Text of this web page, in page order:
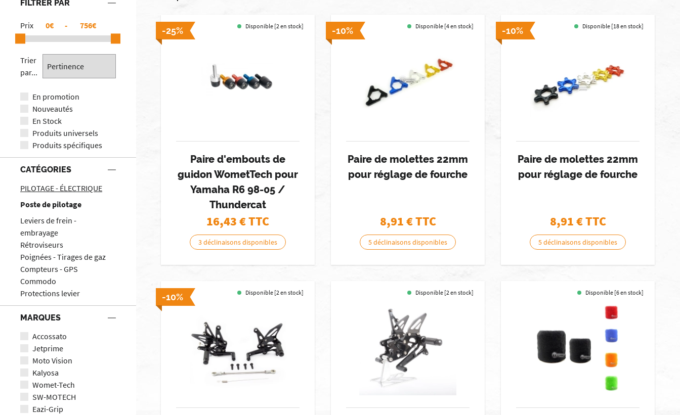
FILTRER PAR
Prix € - €
Trier
par...
En promotion
Nouveautés
En Stock
Produits universels
Produits spécifiques
CATÉGORIES
PILOTAGE - ÉLECTRIQUE
Poste de pilotage
Leviers de frein -
embrayage
Rétroviseurs
Poignées - Tirages de gaz
Compteurs - GPS
Commodo
Protections levier
MARQUES
Accossato
Jetprime
Moto Vision
Kalyosa
Womet-Tech
SW-MOTECH
Eazi-Grip
-25% Disponible [2 en stock]
Paire d'embouts de
guidon WometTech pour
Yamaha R6 98-05 /
Thundercat
16,43 € TTC
3 déclinaisons disponibles
-10% Disponible [4 en stock]
Paire de molettes 22mm
pour réglage de fourche
8,91€ TTC
5 déclinaisons disponibles
-10% Disponible [18 en stock]
Paire de molettes 22mm
pour réglage de fourche
8,91€ TTC
5 déclinaisons disponibles
-10% Disponible [2 en stock] Disponible [2 en stock] Disponible [6 en stock]